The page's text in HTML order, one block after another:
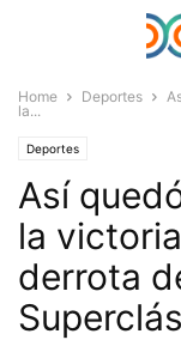
Home Deportes
la...
Deportes
Así
la
derrota